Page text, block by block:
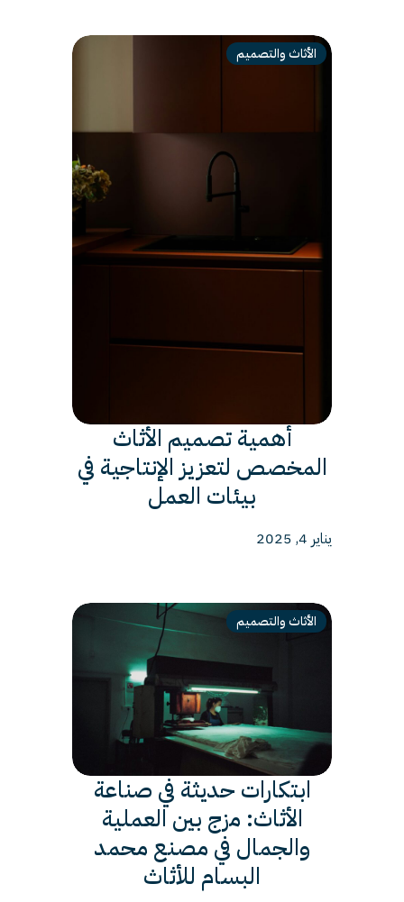
الأثاث والتصميم
أهمية تصميم الأثاث
المخصص لتعزيز الإنتاجية في
بيئات العمل
يناير 4, 2025
الأثاث والتصميم
ابتكارات حديثة في صناعة
الأثاث: مزج بين العملية
والجمال في مصنع محمد
البسام للأثاث